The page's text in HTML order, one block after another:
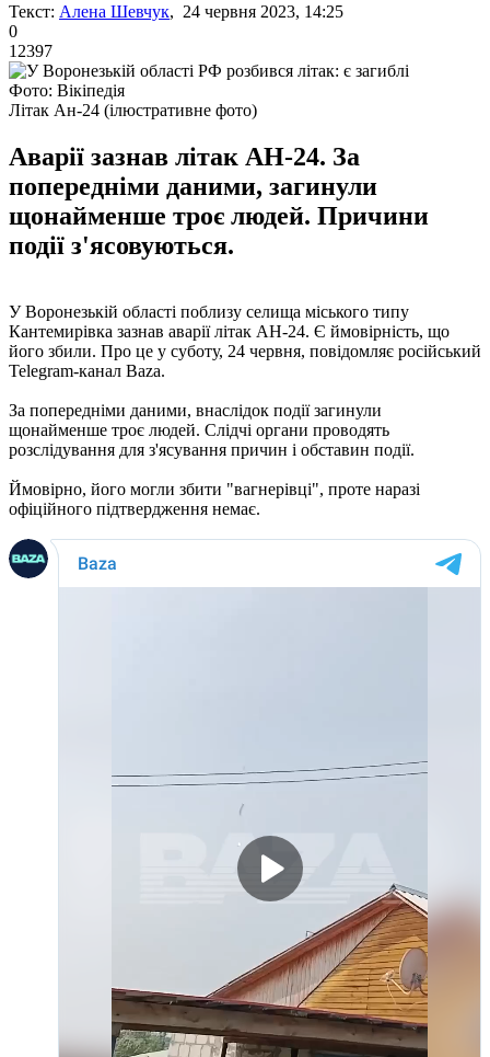
Текст: Алена Шевчук, 24 червня 2023, 14:25
0
12397
Фото: Вікіпедія
Літак Ан-24 (ілюстративне фото)
Аварії зазнав літак АН-24. За
попередніми даними, загинули
щонайменше троє людей. Причини
події з'ясовуються.
У Воронезькій області поблизу селища міського типу
Кантемирівка зазнав аварії літак АН-24. Є ймовірність, що
його збили. Про це у суботу, 24 червня, повідомляє російський
Telegram-канал Baza.
За попередніми даними, внаслідок події загинули
щонайменше троє людей. Слідчі органи проводять
розслідування для з'ясування причин і обставин події.
Ймовірно, його могли збити "вагнерівці", проте наразі
офіційного підтвердження немає.